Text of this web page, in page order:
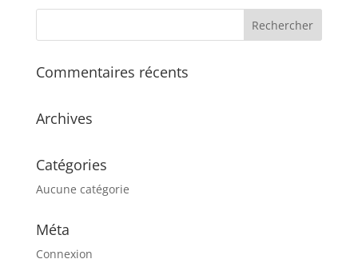
Commentaires récents
Archives
Catégories
Aucune catégorie
Méta
Connexion